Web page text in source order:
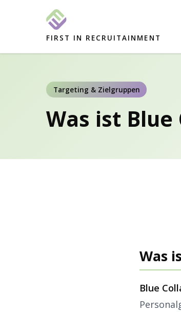
FIRST IN RECRUITAINMENT
Targeting & Zielgruppen
Was ist
Was
Blue